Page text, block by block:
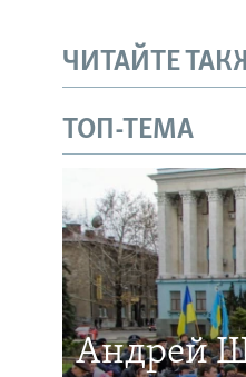
ЧИТАЙТЕ
ТОП-ТЕМА
Андрей